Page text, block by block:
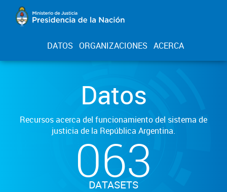
DATOS ORGANIZACIONES ACERCA
Datos
Recursos acerca del funcionamiento del sistema de
justicia de la República Argentina.
063
DATASETS